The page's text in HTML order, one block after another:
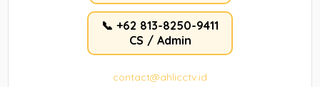
📞 +62 813-8250-9411
CS / Admin
contact@ahlicctv.id